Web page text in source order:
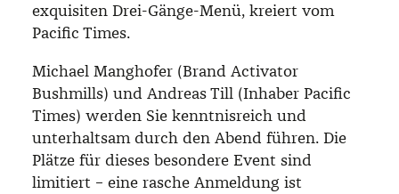
exquisiten Drei-Gänge-Menü, kreiert vom
Pacific Times.
Michael Manghofer (Brand Activator
Bushmills) und Andreas Till (Inhaber Pacific
Times) werden Sie kenntnisreich und
unterhaltsam durch den Abend führen. Die
Plätze für dieses besondere Event sind
limitiert – eine rasche Anmeldung ist